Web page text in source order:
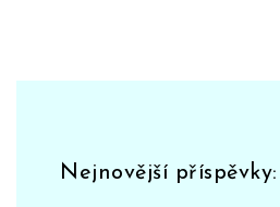
Nejnovější příspěvky: